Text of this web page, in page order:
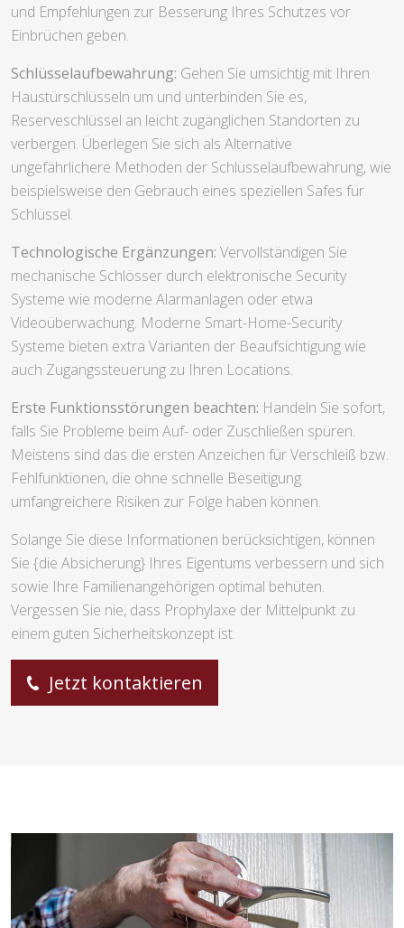
und Empfehlungen zur Besserung Ihres Schutzes vor
Einbrüchen geben.
Schlüsselaufbewahrung: Gehen Sie umsichtig mit Ihren
Haustürschlüsseln um und unterbinden Sie es,
Reserveschlüssel an leicht zugänglichen Standorten zu
verbergen. Überlegen Sie sich als Alternative
ungefährlichere Methoden der Schlüsselaufbewahrung, wie
beispielsweise den Gebrauch eines speziellen Safes für
Schlüssel.
Technologische Ergänzungen: Vervollständigen Sie
mechanische Schlösser durch elektronische Security
Systeme wie moderne Alarmanlagen oder etwa
Videoüberwachung. Moderne Smart-Home-Security
Systeme bieten extra Varianten der Beaufsichtigung wie
auch Zugangssteuerung zu Ihren Locations.
Erste Funktionsstörungen beachten: Handeln Sie sofort,
falls Sie Probleme beim Auf- oder Zuschließen spüren.
Meistens sind das die ersten Anzeichen für Verschleiß bzw.
Fehlfunktionen, die ohne schnelle Beseitigung
umfangreichere Risiken zur Folge haben können.
Solange Sie diese Informationen berücksichtigen, können
Sie {die Absicherung} Ihres Eigentums verbessern und sich
sowie Ihre Familienangehörigen optimal behüten.
Vergessen Sie nie, dass Prophylaxe der Mittelpunkt zu
einem guten Sicherheitskonzept ist.
Jetzt kontaktieren